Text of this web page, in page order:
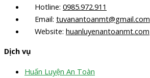
Hotline: 0985.972.911
Email: tuvanantoanmt@gmail.com
Website: huanluyenantoanmt.com
Dịch vụ
Huấn Luyện An Toàn